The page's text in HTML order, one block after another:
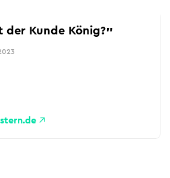
der Kunde König?
stern.de